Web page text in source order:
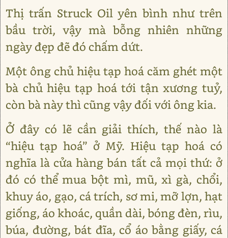
Thị trấn Struck Oil yên bình như trên
bầu trời, vậy mà bỗng nhiên những
ngày đẹp đẽ đó chấm dứt.
Một ông chủ hiệu tạp hoá căm ghét một
bà chủ hiệu tạp hoá tới tận xương tuỷ,
còn bà này thì cũng vậy đối với ông kia.
Ở đây có lẽ cần giải thích, thế nào là
“hiệu tạp hoá” ở Mỹ. Hiệu tạp hoá có
nghĩa là cửa hàng bán tất cả mọi thứ: ở
đó có thể mua bột mì, mũ, xì gà, chổi,
khuy áo, gạo, cá trích, sơ mi, mỡ lợn, hạt
giống, áo khoác, quần dài, bóng đèn, rìu,
búa, đường, bát đĩa, cổ áo bằng giấy, cá